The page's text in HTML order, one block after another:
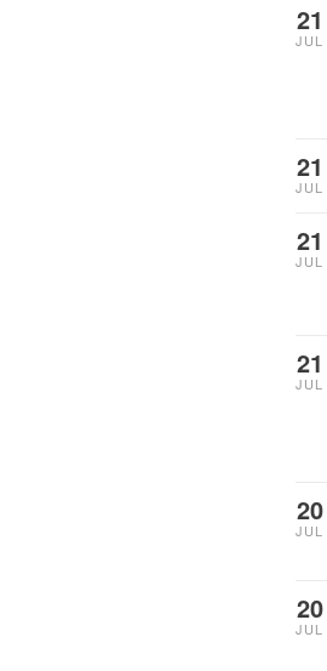
21
JUL
21
JUL
21
JUL
21
JUL
20
JUL
20
JUL